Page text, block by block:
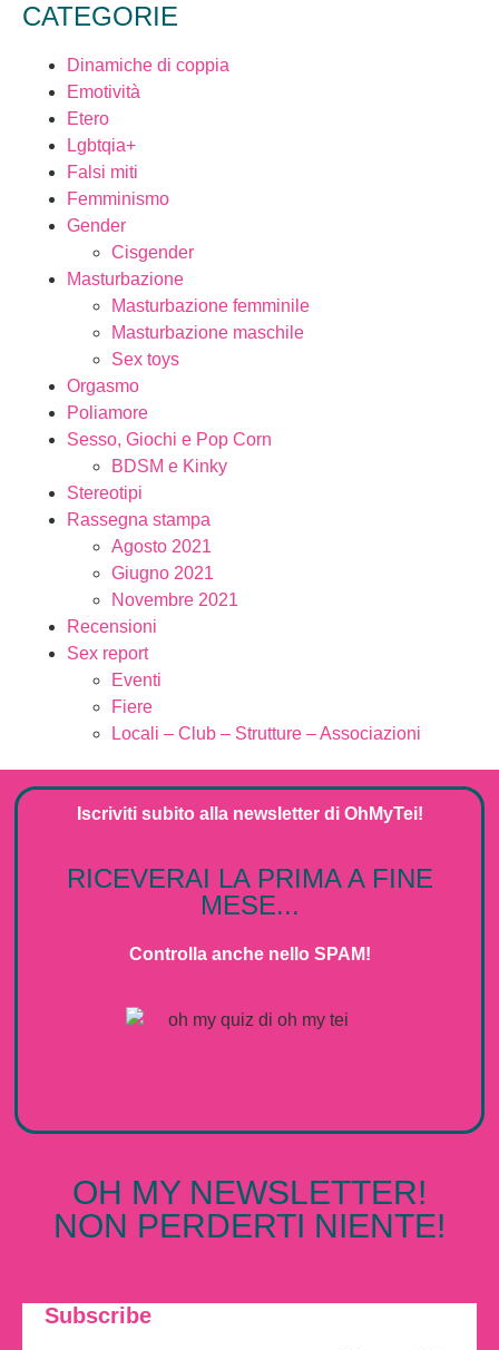
CATEGORIE
Dinamiche di coppia
Emotività
Etero
Lgbtqia+
Falsi miti
Femminismo
Gender
Cisgender
Masturbazione
Masturbazione femminile
Masturbazione maschile
Sex toys
Orgasmo
Poliamore
Sesso, Giochi e Pop Corn
BDSM e Kinky
Stereotipi
Rassegna stampa
Agosto 2021
Giugno 2021
Novembre 2021
Recensioni
Sex report
Eventi
Fiere
Locali – Club – Strutture – Associazioni
Iscriviti subito alla newsletterdi OhMyTei!
RICEVERAI LA PRIMA A FINE
MESE...
Controlla anche nello SPAM!
OH MY NEWSLETTER!
NON PERDERTI NIENTE!
Subscribe